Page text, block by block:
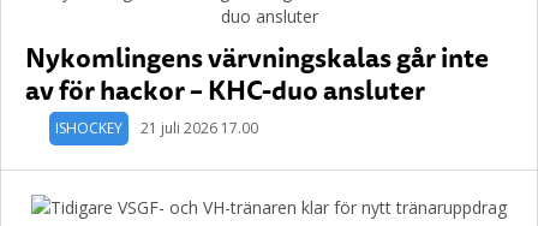
Nykomlingens värvningskalas går inte
av för hackor – KHC-duo ansluter
ISHOCKEY 21 juli 2026 17.00